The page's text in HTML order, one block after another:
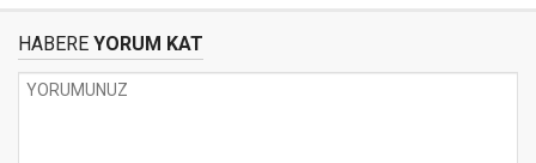
HABERE YORUM KAT